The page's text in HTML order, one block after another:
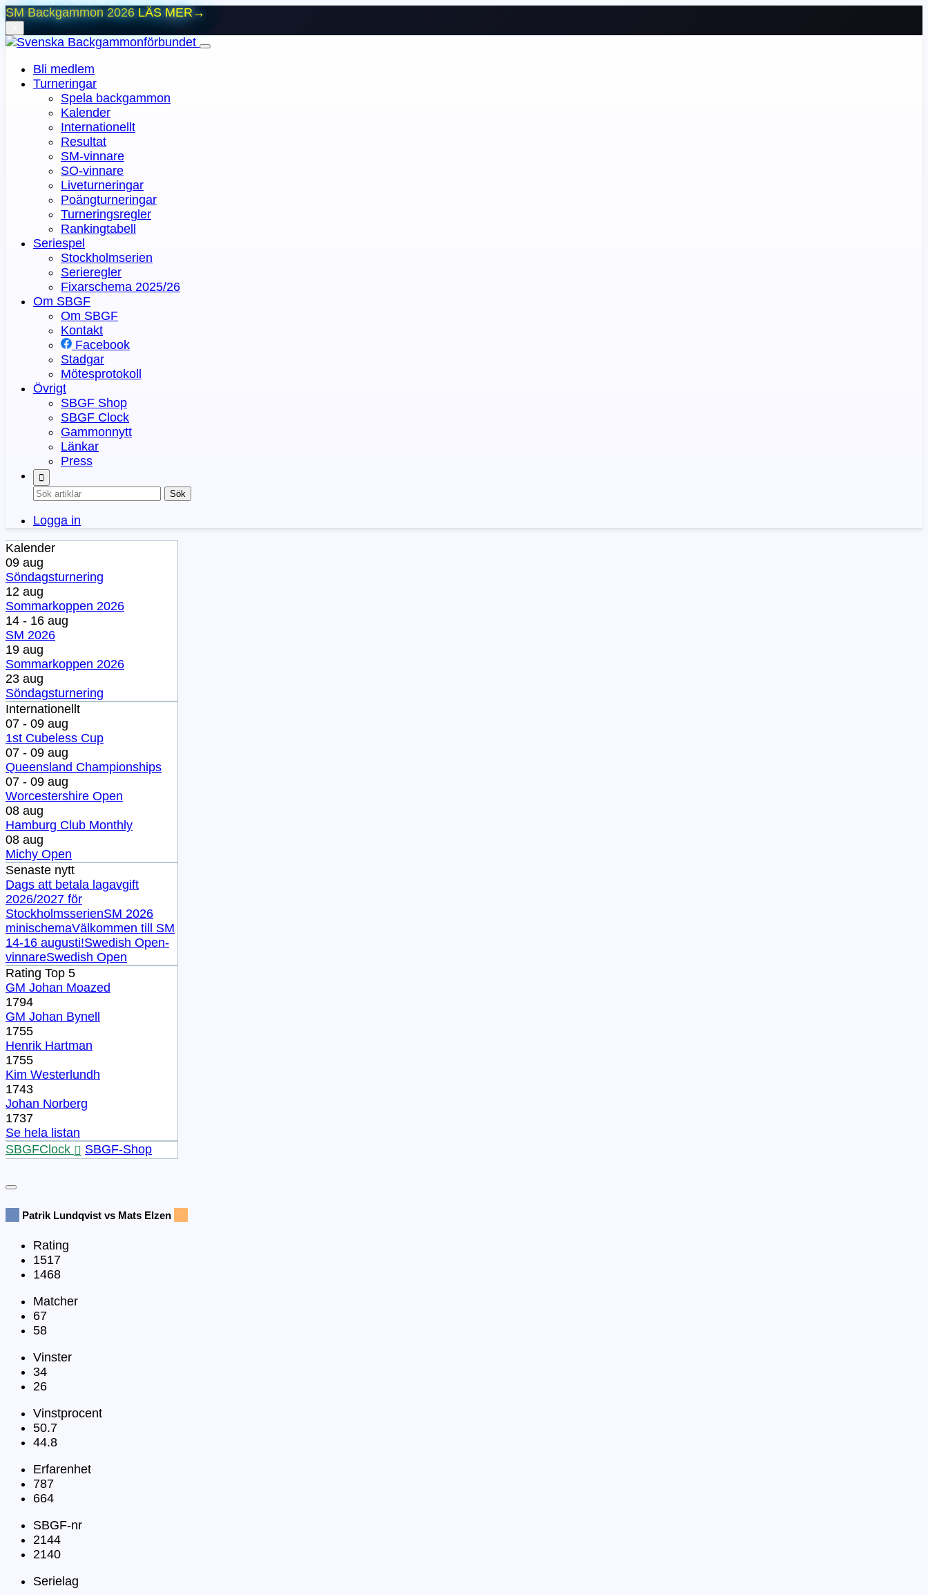
SM Backgammon 2026 LÄS MER →
Bli medlem
Turneringar
Spela backgammon
Kalender
Internationellt
Resultat
SM-vinnare
SO-vinnare
Liveturneringar
Poängturneringar
Turneringsregler
Rankingtabell
Seriespel
Stockholmserien
Serieregler
Fixarschema 2025/26
Om SBGF
Om SBGF
Kontakt
Facebook
Stadgar
Mötesprotokoll
Övrigt
SBGF Shop
SBGF Clock
Gammonnytt
Länkar
Press
Sök
Logga in
Kalender
09 aug
Söndagsturnering
12 aug
Sommarkoppen 2026
14 - 16 aug
SM 2026
19 aug
Sommarkoppen 2026
23 aug
Söndagsturnering
Internationellt
07 - 09 aug
1st Cubeless Cup
07 - 09 aug
Queensland Championships
07 - 09 aug
Worcestershire Open
08 aug
Hamburg Club Monthly
08 aug
Michy Open
Senaste nytt
Dags att betala lagavgift
2026/2027 för
StockholmsserienSM 2026
minischemaVälkommen till SM
14-16 augusti!Swedish Open-
vinnareSwedish Open
Rating Top 5
GM Johan Moazed
1794
GM Johan Bynell
1755
Henrik Hartman
1755
Kim Westerlundh
1743
Johan Norberg
1737
Se hela listan
SBGFClock
SBGF-Shop
Patrik Lundqvist vs Mats Elzen
Rating
1517
1468
Matcher
67
58
Vinster
34
26
Vinstprocent
50.7
44.8
Erfarenhet
787
664
SBGF-nr
2144
2140
Serielag